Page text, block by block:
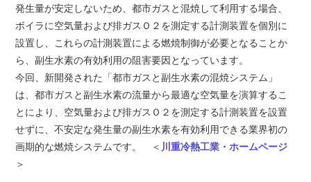
発生量が安定しないため、都市ガスと混焼して利用する場合、
ボイラに空気量および排ガスＯ２を測定する計測装置を個別に
設置し、これらの計測装置による燃焼制御が必要となることか
ら、副生水素の有効利用の阻害要因となっています。
今回、新開発された「都市ガスと副生水素の混焼システム」
は、都市ガスと副生水素の流量から最適な空気量を演算するこ
とにより、空気量および排ガスＯ２を測定する計測装置を設置
せずに、不安定な発生量の副生水素を有効利用できる業界初の
画期的な燃焼システムです。 ＜ 川重冷熱工業・ホームページ
＞